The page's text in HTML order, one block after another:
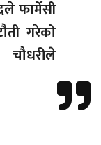
फार्मेसी
गरेको
चौधरीले